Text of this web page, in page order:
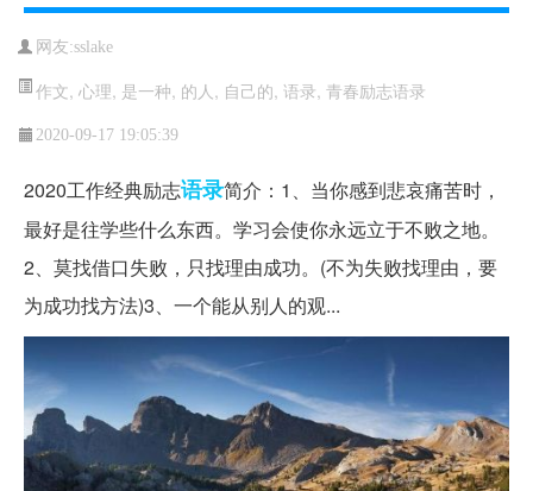
网友:sslake
作文, 心理, 是一种, 的人 , 自己的, 语录, 青春励志语录
2020-09-17 19:05:39
2020工作经典励志语录简介：1、当你感到悲哀痛苦时，
最好是往学些什么东西。学习会使你永远立于不败之地。
2、莫找借口失败，只找理由成功。(不为失败找理由，要
为成功找方法)3、一个能从别人的观...